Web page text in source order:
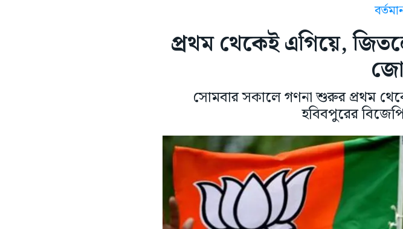
প্রথম থেকেই এগিয়ে,
সোমবার সকালে গণনা শুরুর প্রথম
হবিবপুরের